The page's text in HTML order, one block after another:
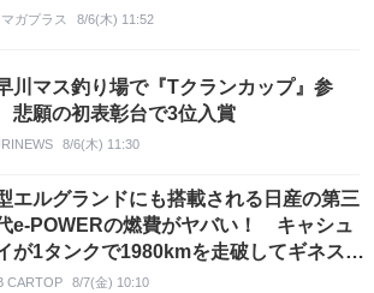
ガプラス 8/6(木) 11:52
川マス釣り場で『Tクランカップ』参
願の初表彰台で3位入賞
8/6(木) 11:30
エルグランドにも搭載される日産の第三
e-POWERの燃費がヤバい！ キャシュ
が1タンクで1980kmを走破してギネスに
!!
CARTOP 8/7(金) 10:10